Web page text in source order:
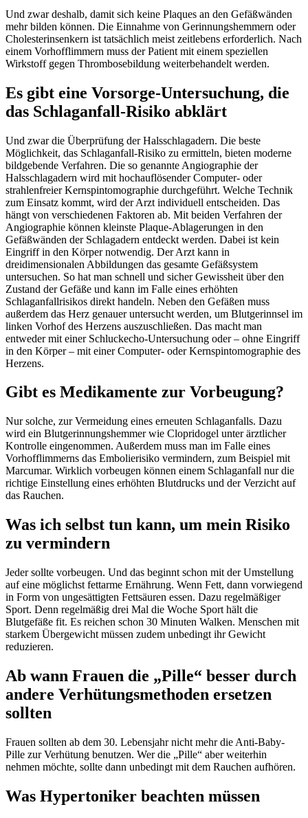
Und zwar deshalb, damit sich keine Plaques an den Gefäßwänden
mehr bilden können. Die Einnahme von Gerinnungshemmern oder
Cholesterinsenkern ist tatsächlich meist zeitlebens erforderlich. Nach
einem Vorhofflimmern muss der Patient mit einem speziellen
Wirkstoff gegen Thrombosebildung weiterbehandelt werden.
Es gibt eine Vorsorge-Untersuchung, die
das Schlaganfall-Risiko abklärt
Und zwar die Überprüfung der Halsschlagadern. Die beste
Möglichkeit, das Schlaganfall-Risiko zu ermitteln, bieten moderne
bildgebende Verfahren. Die so genannte Angiographie der
Halsschlagadern wird mit hochauflösender Computer- oder
strahlenfreier Kernspintomographie durchgeführt. Welche Technik
zum Einsatz kommt, wird der Arzt individuell entscheiden. Das
hängt von verschiedenen Faktoren ab. Mit beiden Verfahren der
Angiographie können kleinste Plaque-Ablagerungen in den
Gefäßwänden der Schlagadern entdeckt werden. Dabei ist kein
Eingriff in den Körper notwendig. Der Arzt kann in
dreidimensionalen Abbildungen das gesamte Gefäßsystem
untersuchen. So hat man schnell und sicher Gewissheit über den
Zustand der Gefäße und kann im Falle eines erhöhten
Schlaganfallrisikos direkt handeln. Neben den Gefäßen muss
außerdem das Herz genauer untersucht werden, um Blutgerinnsel im
linken Vorhof des Herzens auszuschließen. Das macht man
entweder mit einer Schluckecho-Untersuchung oder – ohne Eingriff
in den Körper – mit einer Computer- oder Kernspintomographie des
Herzens.
Gibt es Medikamente zur Vorbeugung?
Nur solche, zur Vermeidung eines erneuten Schlaganfalls. Dazu
wird ein Blutgerinnungshemmer wie Clopridogel unter ärztlicher
Kontrolle eingenommen. Außerdem muss man im Falle eines
Vorhofflimmerns das Embolierisiko vermindern, zum Beispiel mit
Marcumar. Wirklich vorbeugen können einem Schlaganfall nur die
richtige Einstellung eines erhöhten Blutdrucks und der Verzicht auf
das Rauchen.
Was ich selbst tun kann, um mein Risiko
zu vermindern
Jeder sollte vorbeugen. Und das beginnt schon mit der Umstellung
auf eine möglichst fettarme Ernährung. Wenn Fett, dann vorwiegend
in Form von ungesättigten Fettsäuren essen. Dazu regelmäßiger
Sport. Denn regelmäßig drei Mal die Woche Sport hält die
Blutgefäße fit. Es reichen schon 30 Minuten Walken. Menschen mit
starkem Übergewicht müssen zudem unbedingt ihr Gewicht
reduzieren.
Ab wann Frauen die „Pille“ besser durch
andere Verhütungsmethoden ersetzen
sollten
Frauen sollten ab dem 30. Lebensjahr nicht mehr die Anti-Baby-
Pille zur Verhütung benutzen. Wer die „Pille“ aber weiterhin
nehmen möchte, sollte dann unbedingt mit dem Rauchen aufhören.
Was Hypertoniker beachten müssen